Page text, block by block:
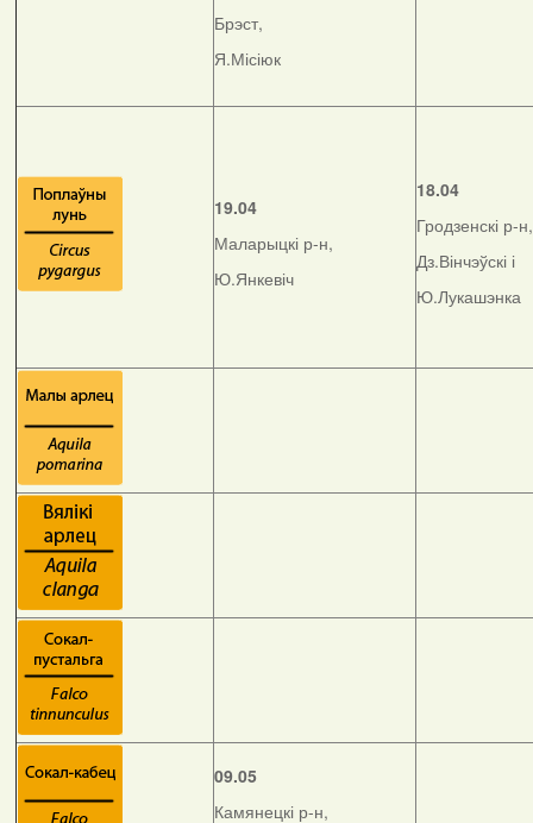
Брэст,
Я.Місіюк
19.04
Маларыцкі р-н,
Ю.Янкевіч
18.04
Гродзенскі р-н,
Дз.Вінчэўскі і
Ю.Лукашэнка
09.05
Камянецкі р-н,